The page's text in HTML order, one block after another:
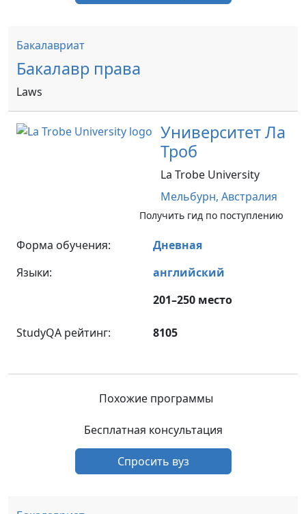
Бакалавриат
Бакалавр права
Laws
Университет Ла
Троб
La Trobe University
Мельбурн, Австралия
Получить гид по поступлению
Форма обучения:
Дневная
Языки:
английский
201–250 место
StudyQA рейтинг: 8105
Похожие программы
Бесплатная консультация
Спросить вуз